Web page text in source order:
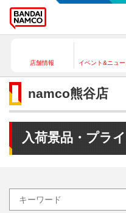
店舗情報 イベント&ニュー
namco熊谷店
入荷景品・プラ